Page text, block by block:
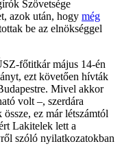
Szövetsége
azok után, hogy még
be az elnökséggel
főtitkár május 14-én
ezt követően hívták
Mivel akkor
volt –, szerdára
ez már létszámtól
Lakitelek lett a
szóló nyilatkozatokban